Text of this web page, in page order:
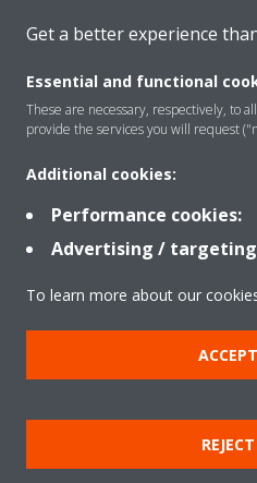
Solutions
Contact
Products
Legal notice/Imprint
Cookie
Terms
Get a better experience
Essential and functional
These are necessary, respectively, to
provide the services you will request
Additional cookies:
Performance cookies:
Advertising / targeting
To learn more about our